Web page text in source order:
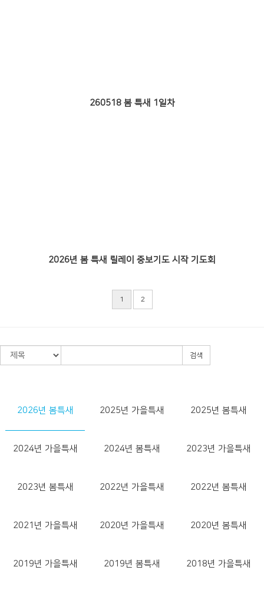
260518 봄 특새 1일차
2026년 봄 특새 릴레이 중보기도 시작 기도회
1 2
검색
2026년 봄특새 2025년 가을특새 2025년 봄특새
2024년 가을특새 2024년 봄특새 2023년 가을특새
2023년 봄특새 2022년 가을특새 2022년 봄특새
2021년 가을특새 2020년 가을특새 2020년 봄특새
2019년 가을특새 2019년 봄특새 2018년 가을특새